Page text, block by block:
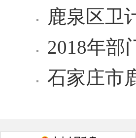
鹿泉区卫
2018年部
石家庄市